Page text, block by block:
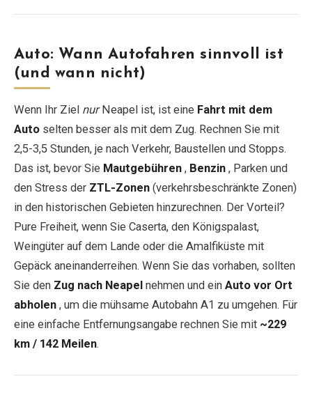
Auto: Wann Autofahren sinnvoll ist
(und wann nicht)
Wenn Ihr Ziel nurNeapel ist, ist eine Fahrt mit dem
Auto selten besser als mit dem Zug. Rechnen Sie mit
2,5-3,5 Stunden, je nach Verkehr, Baustellen und Stopps.
Das ist, bevor Sie Mautgebühren , Benzin , Parken und
den Stress der ZTL-Zonen (verkehrsbeschränkte Zonen)
in den historischen Gebieten hinzurechnen. Der Vorteil?
Pure Freiheit, wenn Sie Caserta, den Königspalast,
Weingüter auf dem Lande oder die Amalfiküste mit
Gepäck aneinanderreihen. Wenn Sie das vorhaben, sollten
Sie den Zug nach Neapel nehmen und ein Auto vor Ort
abholen , um die mühsame Autobahn A1 zu umgehen. Für
eine einfache Entfernungsangabe rechnen Sie mit ~229
km / 142 Meilen.